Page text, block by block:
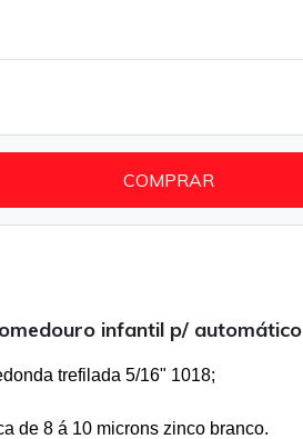
infantil p/ automático
trefilada 5/16" 1018;
de 8 á 10 microns zinco branco.
COMPRAR